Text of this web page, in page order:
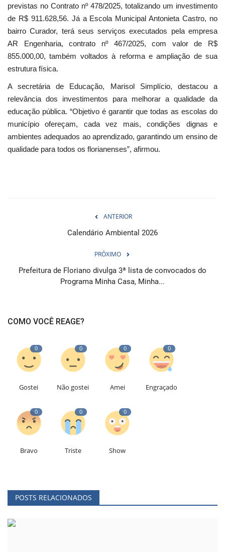
previstas no Contrato nº 478/2025, totalizando um investimento
de R$ 911.628,56. Já a Escola Municipal Antonieta Castro, no
bairro Curador, terá seus serviços executados pela empresa
AR Engenharia, contrato nº 467/2025, com valor de R$
855.000,00, também voltados à reforma e ampliação de sua
estrutura física.
A secretária de Educação, Marisol Simplício, destacou a
relevância dos investimentos para melhorar a qualidade da
educação pública. “Objetivo é garantir que todas as escolas do
município ofereçam, cada vez mais, condições dignas e
ambientes adequados ao aprendizado, garantindo um ensino de
qualidade para todos os florianenses”, afirmou.
ANTERIOR
Calendário Ambiental 2026
PRÓXIMO
Prefeitura de Floriano divulga 3ª lista de convocados do
Programa Minha Casa, Minha...
COMO VOCÊ REAGE?
0
Gostei
0
Não gostei
0
Amei
0
Engraçado
0
Bravo
0
Triste
0
Show
POSTS RELACIONADOS